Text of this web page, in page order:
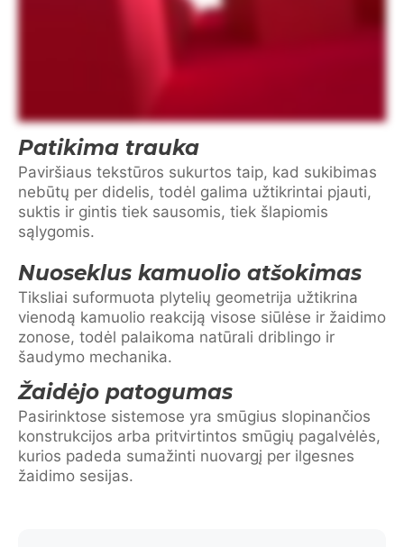
Patikima trauka
Paviršiaus tekstūros sukurtos taip, kad sukibimas
nebūtų per didelis, todėl galima užtikrintai pjauti,
suktis ir gintis tiek sausomis, tiek šlapiomis
sąlygomis.
Nuoseklus kamuolio atšokimas
Tiksliai suformuota plytelių geometrija užtikrina
vienodą kamuolio reakciją visose siūlėse ir žaidimo
zonose, todėl palaikoma natūrali driblingo ir
šaudymo mechanika.
Žaidėjo patogumas
Pasirinktose sistemose yra smūgius slopinančios
konstrukcijos arba pritvirtintos smūgių pagalvėlės,
kurios padeda sumažinti nuovargį per ilgesnes
žaidimo sesijas.